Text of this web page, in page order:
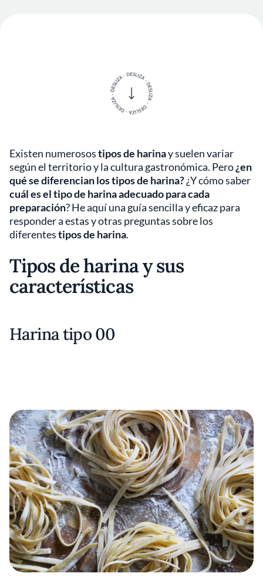
Existen numerosostipos de harinay suelen variar
según el territorio y la cultura gastronómica. Pero¿en
qué se diferencian los tipos de harina?¿Y cómo saber
cuál es el tipo de harina adecuado para cada
preparación? He aquí una guía sencilla y eficaz para
responder a estas y otras preguntas sobre los
diferentestipos de harina.
Tipos de harina y sus
características
Harina tipo 00